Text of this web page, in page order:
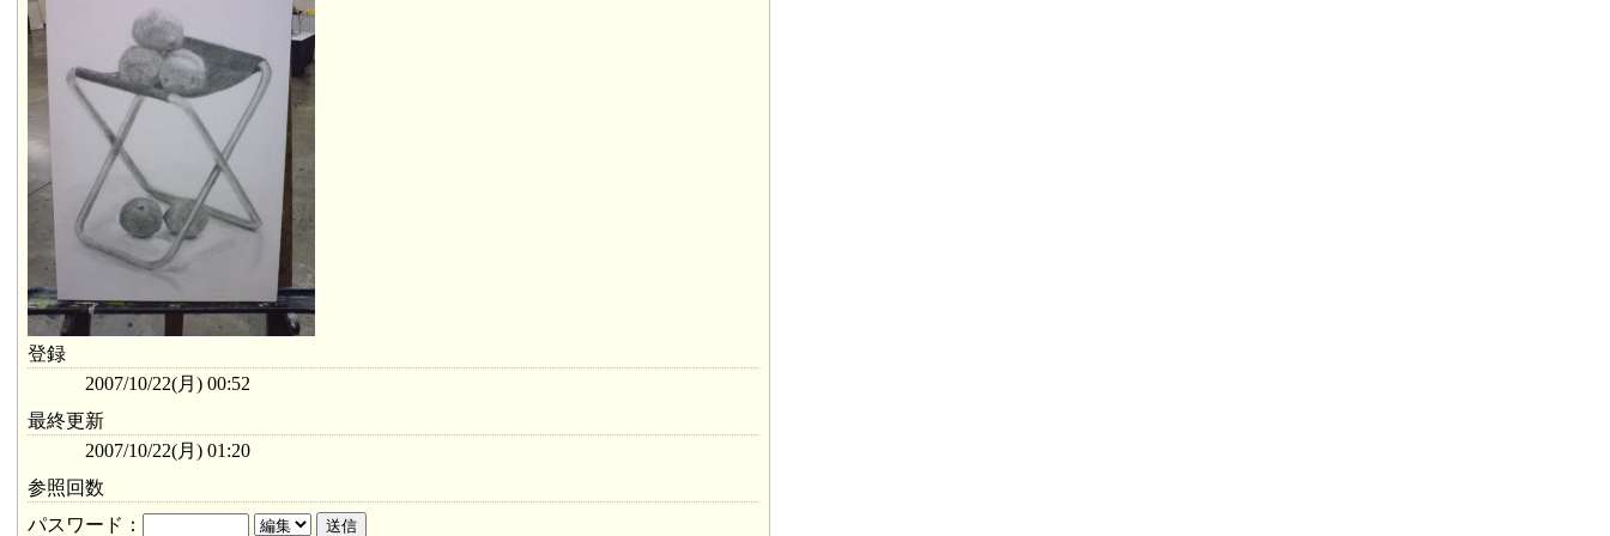
登録
2007/10/22(月) 00:52
最終更新
2007/10/22(月) 01:20
参照回数
パスワード：